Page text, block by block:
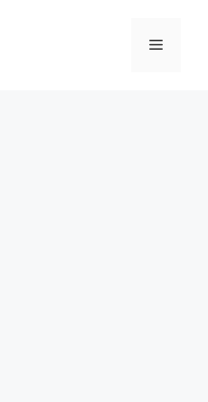
메